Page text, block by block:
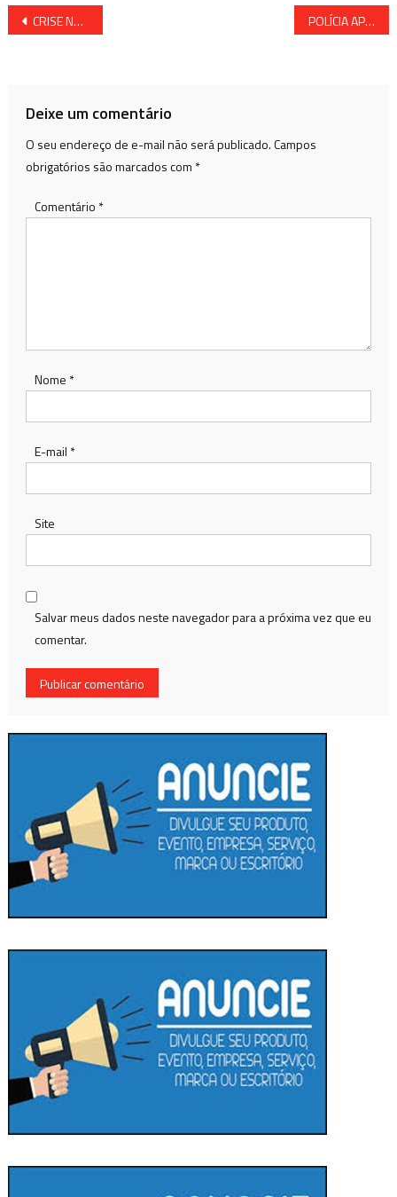
Navegação
CRISE NA SAÚDE EM MADRE DE DEUS: PREFEITURA COLOCA FABAMED NA SINUCA DE BICO POLÍCIA APREENDE CAÇA-NÍQUEIS EM FEIRA DE SANTANA
Deixe um comentário
O seu endereço de e-mail não será publicado.Campos
obrigatórios são marcados com *
Comentário *
Nome *
E-mail *
Site
Salvar meus dados neste navegador para a próxima vez que eu
comentar.